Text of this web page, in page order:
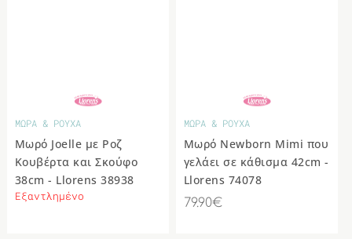
ΜΩΡΑ & ΡΟΥΧΑ
Μωρό Joelle με Ροζ
Κουβέρτα και Σκούφο
38cm - Llorens 38938
Εξαντλημένο
ΜΩΡΑ & ΡΟΥΧΑ
Μωρό Newborn Mimi που
γελάει σε κάθισμα 42cm -
Llorens 74078
79.90€